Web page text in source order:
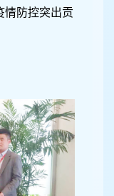
情防控突出贡